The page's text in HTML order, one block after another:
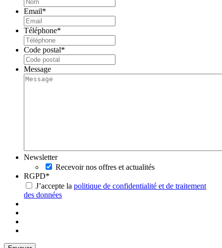
Email*
Téléphone*
Code postal*
Message
Newsletter
Recevoir nos offres et actualités
RGPD*
J’accepte la politique de confidentialité et de traitement
des données